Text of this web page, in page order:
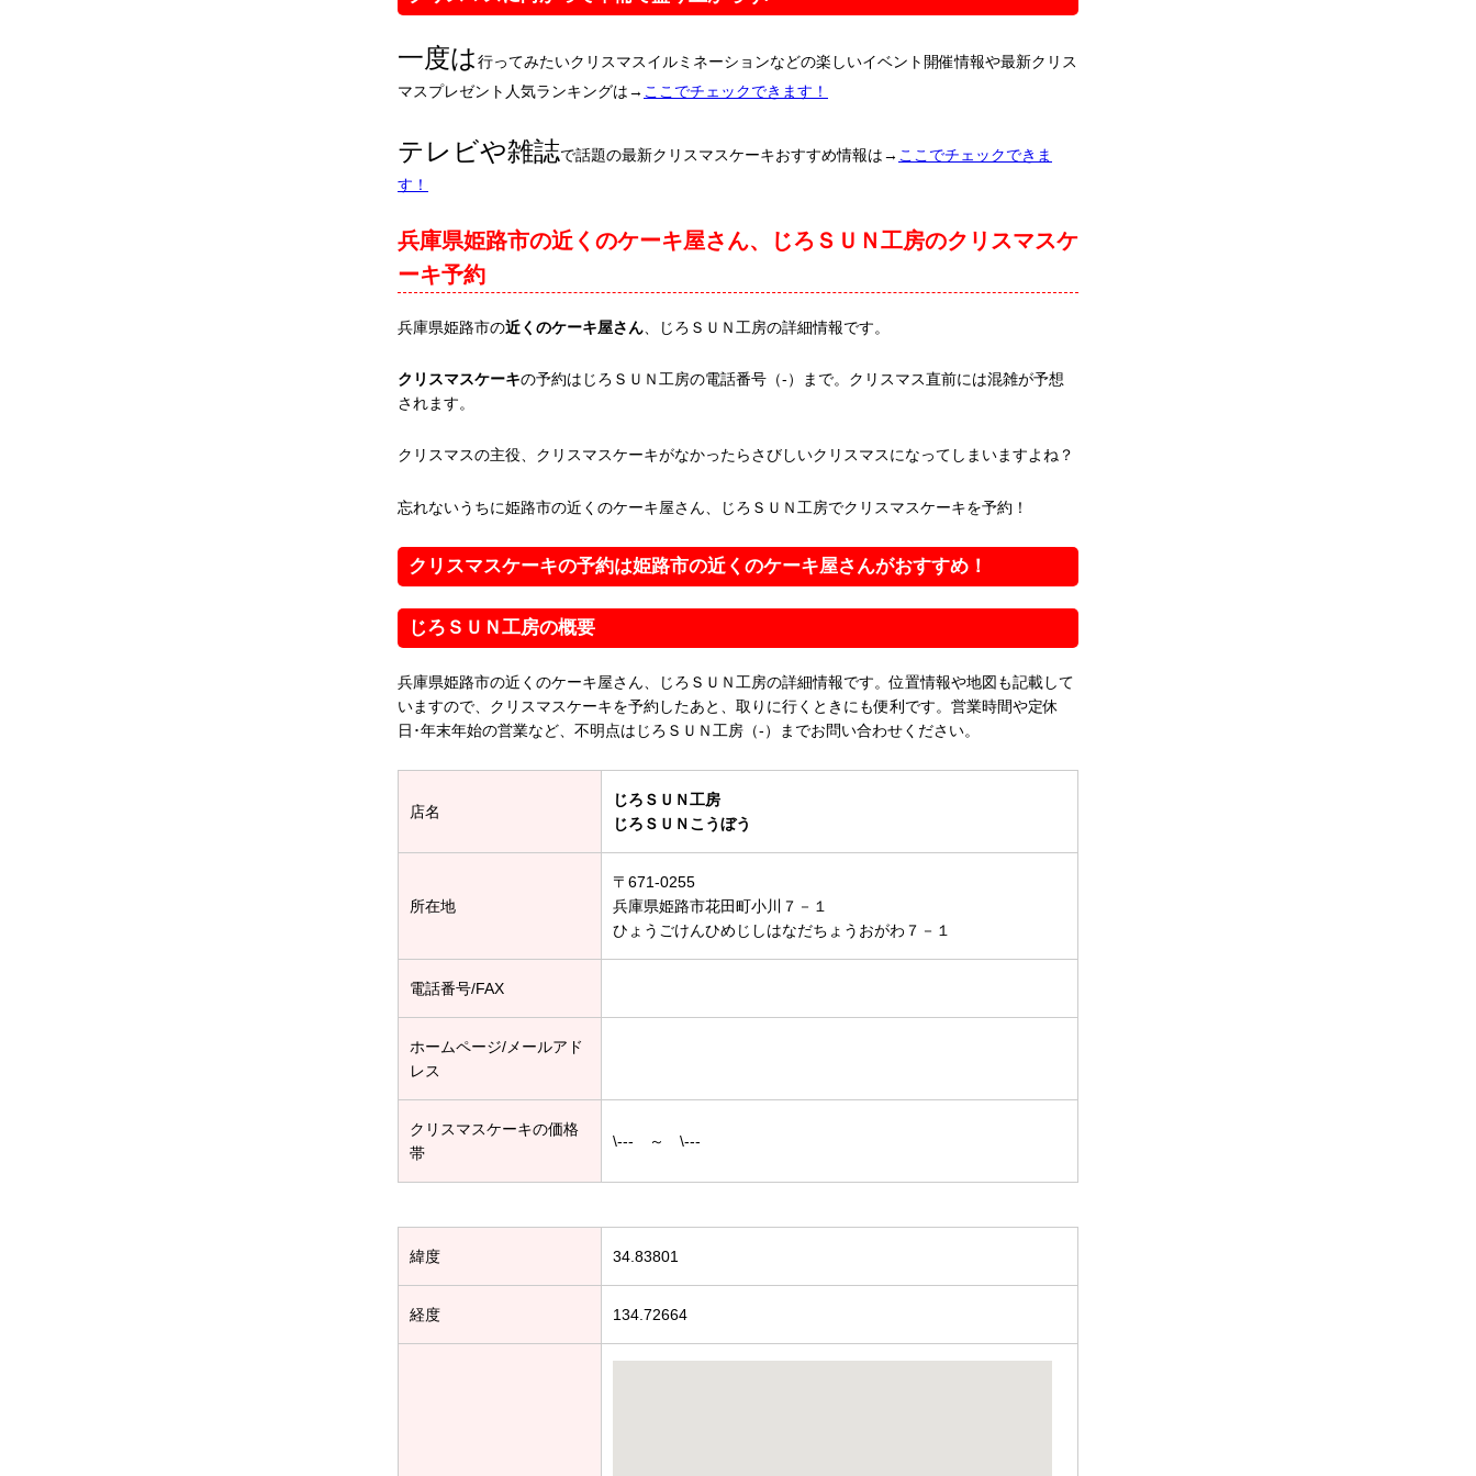
一度は行ってみたいクリスマスイルミネーションなどの楽しいイベント開催情報や最新クリス
マスプレゼント人気ランキングは→ ここでチェックできます！
テレビや雑誌で話題の最新クリスマスケーキおすすめ情報は→ ここでチェックできま
す！
兵庫県姫路市の近くのケーキ屋さん、じろＳＵＮ工房のクリスマスケ
ーキ予約
兵庫県姫路市の近くのケーキ屋さん 、じろＳＵＮ工房の詳細情報です。
クリスマスケーキの予約はじろＳＵＮ工房の電話番号（-）まで。クリスマス直前には混雑が予想
されます。
クリスマスの主役、クリスマスケーキがなかったらさびしいクリスマスになってしまいますよね？
忘れないうちに姫路市の近くのケーキ屋さん、じろＳＵＮ工房でクリスマスケーキを予約！
クリスマスケーキの予約は姫路市の近くのケーキ屋さんがおすすめ！
じろＳＵＮ工房の概要
兵庫県姫路市の近くのケーキ屋さん、じろＳＵＮ工房の詳細情報です。位置情報や地図も記載して
いますので、クリスマスケーキを予約したあと、取りに行くときにも便利です。営業時間や定休
日･年末年始の営業など、不明点はじろＳＵＮ工房（-）までお問い合わせください。
店名
じろＳＵＮ工房
じろＳＵＮこうぼう
所在地
〒671-0255
兵庫県姫路市花田町小川７－１
ひょうごけんひめじしはなだちょうおがわ７－１
電話番号/FAX
ホームページ/メールアド
レス
クリスマスケーキの価格
帯
\--- ～ \---
緯度 34.83801
経度 134.72664